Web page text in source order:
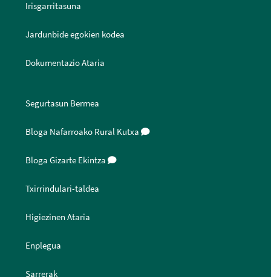
Irisgarritasuna
Jardunbide egokien kodea
Dokumentazio Ataria
Segurtasun Bermea
Bloga Nafarroako Rural Kutxa
Bloga Gizarte Ekintza
Txirrindulari-taldea
Higiezinen Ataria
Enplegua
Sarrerak